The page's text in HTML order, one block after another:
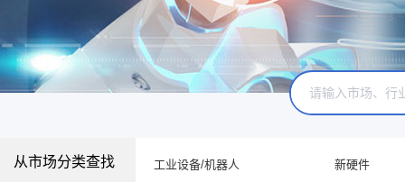
从市场分类查找 工业设备/机器人 新硬件